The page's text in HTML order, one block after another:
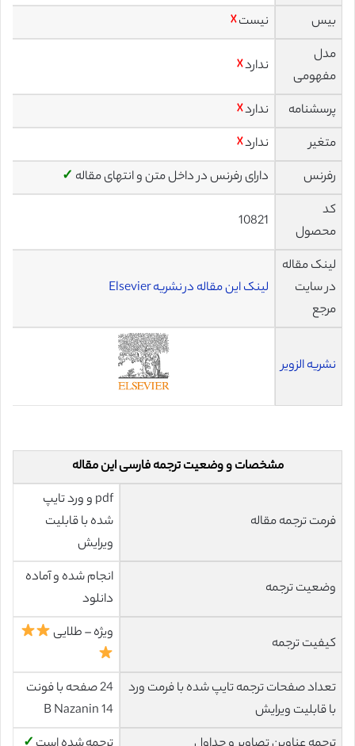
بیس نیست☓
مدل
مفهومی
ندارد☓
پرسشنامه ندارد☓
متغیر
ندارد☓
رفرنس
دارای رفرنس در داخل متن و انتهای مقاله ✓
کد
محصول
10821
لینک مقاله
در سایت
مرجع
لینک این مقاله در نشریه Elsevier
نشریه الزویر
مشخصات و وضعیت ترجمه فارسی این مقاله
فرمت ترجمه مقاله
pdf و ورد تایپ
شده با قابلیت
ویرایش
وضعیت ترجمه
انجام شده و آماده
دانلود
کیفیت ترجمه
ویژه – طلایی
تعداد صفحات ترجمه تایپ شده با فرمت ورد
با قابلیت ویرایش
24 صفحه با فونت
14 B Nazanin